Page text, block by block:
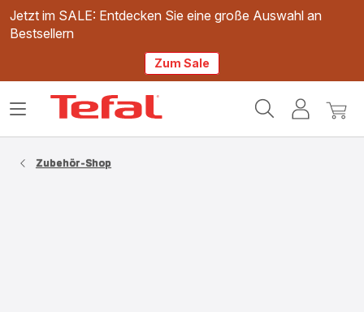
Jetzt im SALE: Entdecken Sie eine große Auswahl an
Bestsellern
Zum Sale
Mein
Mein
Das
Zubehör-Shop